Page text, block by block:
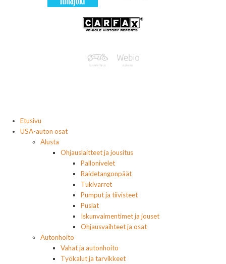
Etusivu
USA-auton osat
Alusta
Ohjauslaitteet ja jousitus
Pallonivelet
Raidetangonpäät
Tukivarret
Pumput ja tiivisteet
Puslat
Iskunvaimentimet ja jouset
Ohjausvaihteet ja osat
Autonhoito
Vahat ja autonhoito
Työkalut ja tarvikkeet